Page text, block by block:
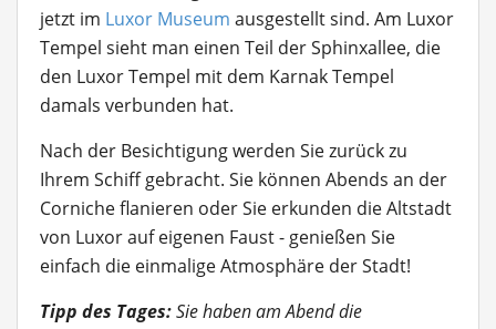
jetzt im Luxor Museum ausgestellt sind. Am Luxor
Tempel sieht man einen Teil der Sphinxallee, die
den Luxor Tempel mit dem Karnak Tempel
damals verbunden hat.
Nach der Besichtigung werden Sie zurück zu
Ihrem Schiff gebracht. Sie können Abends an der
Corniche flanieren oder Sie erkunden die Altstadt
von Luxor auf eigenen Faust - genießen Sie
einfach die einmalige Atmosphäre der Stadt!
Tipp des Tages:Sie haben am Abend die